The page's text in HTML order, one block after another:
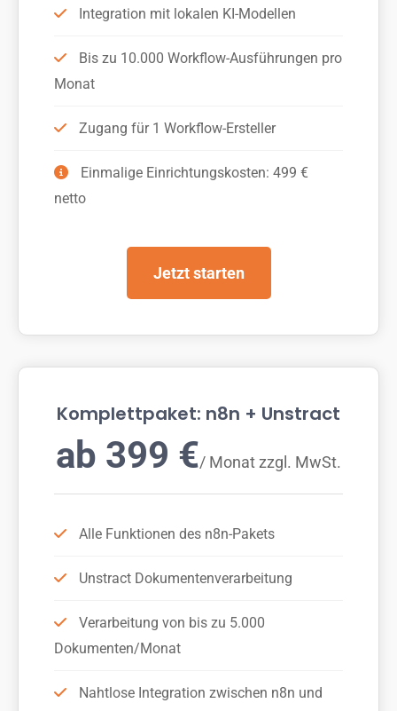
Integration mit lokalen KI-Modellen
Bis zu 10.000 Workflow-Ausführungen pro
Monat
Zugang für 1 Workflow-Ersteller
Einmalige Einrichtungskosten: 499 €
netto
Jetzt starten
Komplettpaket: n8n + Unstract
ab 399 €/ Monat zzgl. MwSt.
Alle Funktionen des n8n-Pakets
Unstract Dokumentenverarbeitung
Verarbeitung von bis zu 5.000
Dokumenten/Monat
Nahtlose Integration zwischen n8n und